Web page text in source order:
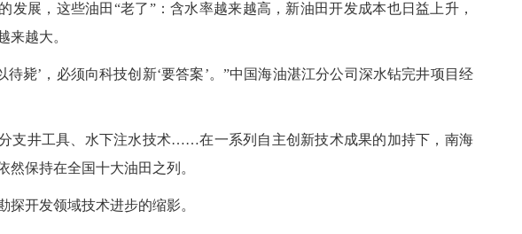
发展，这些油田“老了”：含水率越来越高，新油田开发成本也日益上升，
来越大。
毙’，必须向科技创新‘要答案’。”中国海油湛江分公司深水钻完井项目经
井工具、水下注水技术……在一系列自主创新技术成果的加持下，南海
然保持在全国十大油田之列。
开发领域技术进步的缩影。